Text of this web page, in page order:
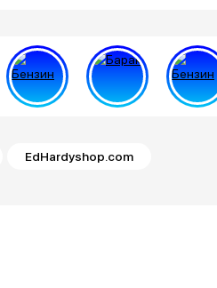
EdHardyshop.com